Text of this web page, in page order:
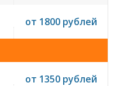
от 1800 рублей
от 1350 рублей